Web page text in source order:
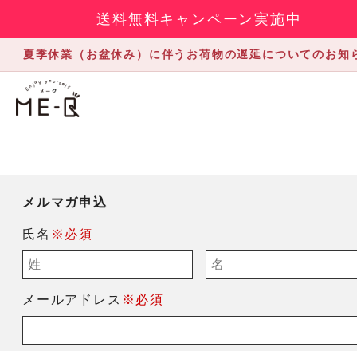
送料無料キャンペーン実施中
夏季休業（お盆休み）に伴うお荷物の遅延についてのお知
メルマガ申込
氏名 ※必須
メールアドレス ※必須